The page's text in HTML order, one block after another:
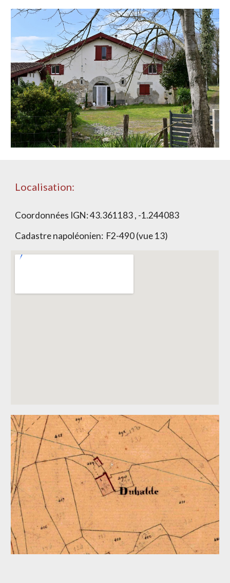
Localisation:
Coordonnées IGN:43.361183 , -1.244083
Cadastre napoléonien: F2-490 (vue 13)